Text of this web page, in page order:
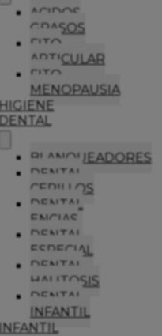
ACIDOS
GRASOS
FITO
ARTICULAR
FITO
MENOPAUSIA
HIGIENE
DENTAL
BLANQUEADORES
DENTAL
CEPILLOS
DENTAL
ENCIAS
DENTAL
ESPECIAL
DENTAL
HALITOSIS
DENTAL
INFANTIL
INFANTIL